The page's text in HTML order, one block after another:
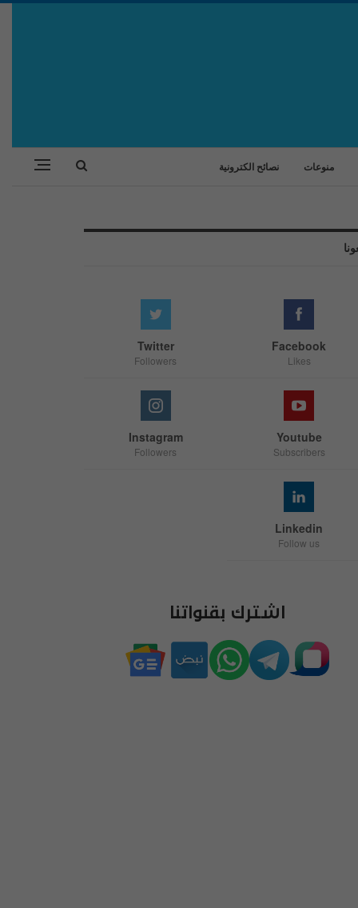
منوعات نصائح الكترونية
Facebook
Likes
Twitter
Followers
Youtube
Subscribers
Instagram
Followers
Linkedin
Follow us
اشترك بقنواتنا